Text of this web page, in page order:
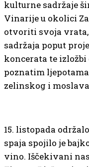
kulturne sadržaje
Vinarije u okolici
otvoriti svoja
sadržaja poput
koncerata te
poznatim
zelinskog i
15. listopada
spaja spojilo je
vino. Iščekivani